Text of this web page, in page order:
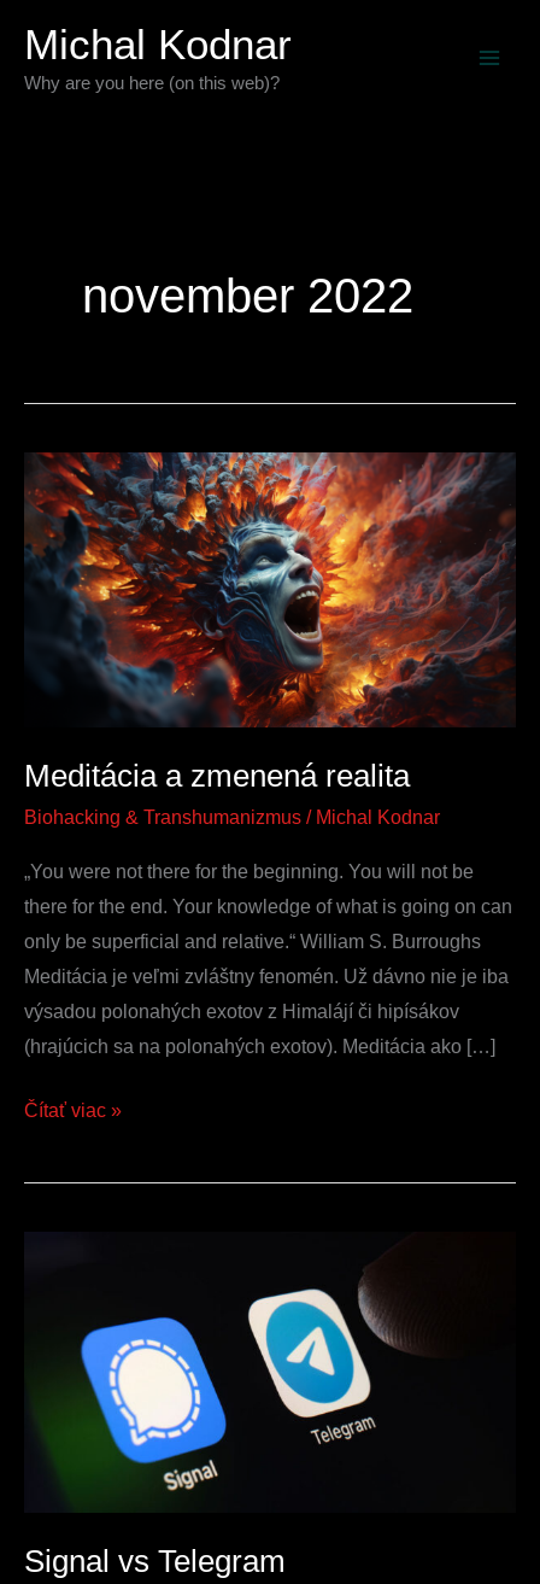
obsah
Michal Kodnar
Why are you here (on this web)?
november 2022
Meditácia a zmenená realita
Biohacking & Transhumanizmus / Michal Kodnar
„You were not there for the beginning. You will not be
there for the end. Your knowledge of what is going on can
only be superficial and relative.“ William S. Burroughs
Meditácia je veľmi zvláštny fenomén. Už dávno nie je iba
výsadou polonahých exotov z Himalájí či hipísákov
(hrajúcich sa na polonahých exotov). Meditácia ako […]
Meditácia
a
zmenená
realita
Čítať viac »
Signal vs Telegram